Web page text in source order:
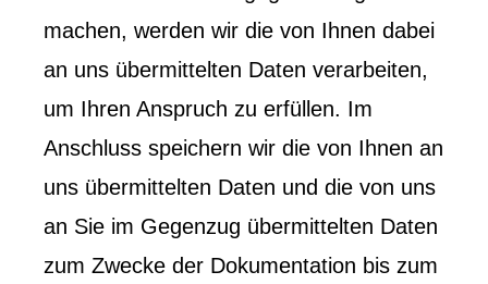
machen, werden wir die von Ihnen dabei
an uns übermittelten Daten verarbeiten,
um Ihren Anspruch zu erfüllen. Im
Anschluss speichern wir die von Ihnen an
uns übermittelten Daten und die von uns
an Sie im Gegenzug übermittelten Daten
zum Zwecke der Dokumentation bis zum